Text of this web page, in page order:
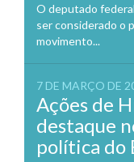
O deputado
ser considerado o
movimento...
7 DE MARÇO DE
Ações de
destaque
política do